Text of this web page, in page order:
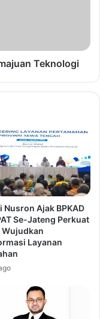
Teknologi
Nusron Ajak BPKAD
Se-Jateng Perkuat
Layanan